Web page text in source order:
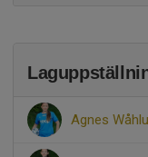
Agnes